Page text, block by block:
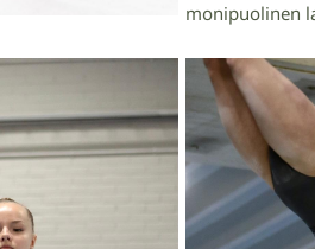
monipuolinen